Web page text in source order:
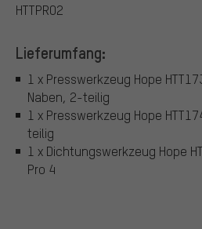
HTTPRO2
Lieferumfang:
1 x Presswerkzeug Hope
Naben, 2-teilig
1 x Presswerkzeug Hope
teilig
1 x Dichtungswerkzeug Hope
Pro 4